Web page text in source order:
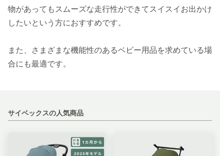
物があってもスムーズな走行性ができてスイスイお出かけ
したいという方におすすめです。
また、さまざまな機能性のあるベビー用品を求めている場
合にも最適です。
サイベックスの人気商品